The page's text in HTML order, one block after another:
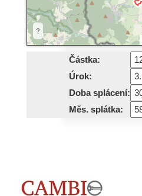
?
Částka:
Úrok:
Doba splácení:
Měs. splátka: